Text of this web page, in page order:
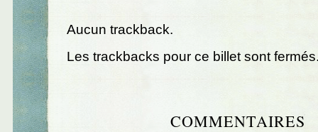
Aucun trackback.
Les trackbacks pour ce billet sont
COMMENTAIRES